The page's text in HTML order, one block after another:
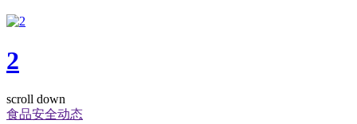
2
scroll down
食品安全动态